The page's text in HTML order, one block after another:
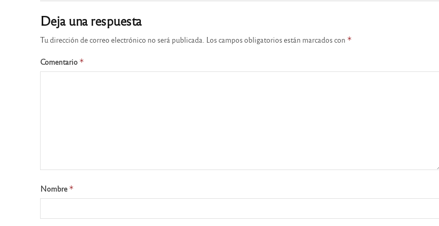
Deja una respuesta
Tu dirección de correo electrónico no será publicada. Los campos obligatorios están marcados con *
Comentario *
Nombre *